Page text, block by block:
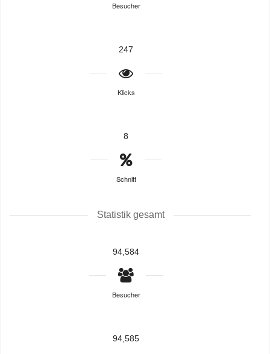
Besucher
247
Klicks
8
Schnitt
Statistik gesamt
94,584
Besucher
94,585